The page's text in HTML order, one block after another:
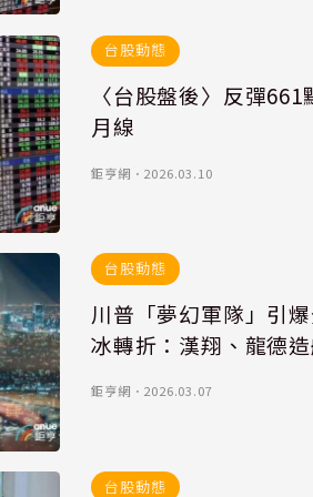
台股動態
〈台股盤後〉反彈
月線
鉅亨網 ． 2026.03.10
台股動態
川普「夢幻軍隊」引
冰轉折：漢翔、龍德
鉅亨網 ． 2026.03.07
台股動態